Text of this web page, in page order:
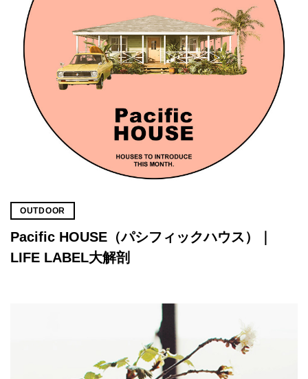
OUTDOOR
Pacific HOUSE（パシフィックハウス）｜
LIFE LABEL大解剖